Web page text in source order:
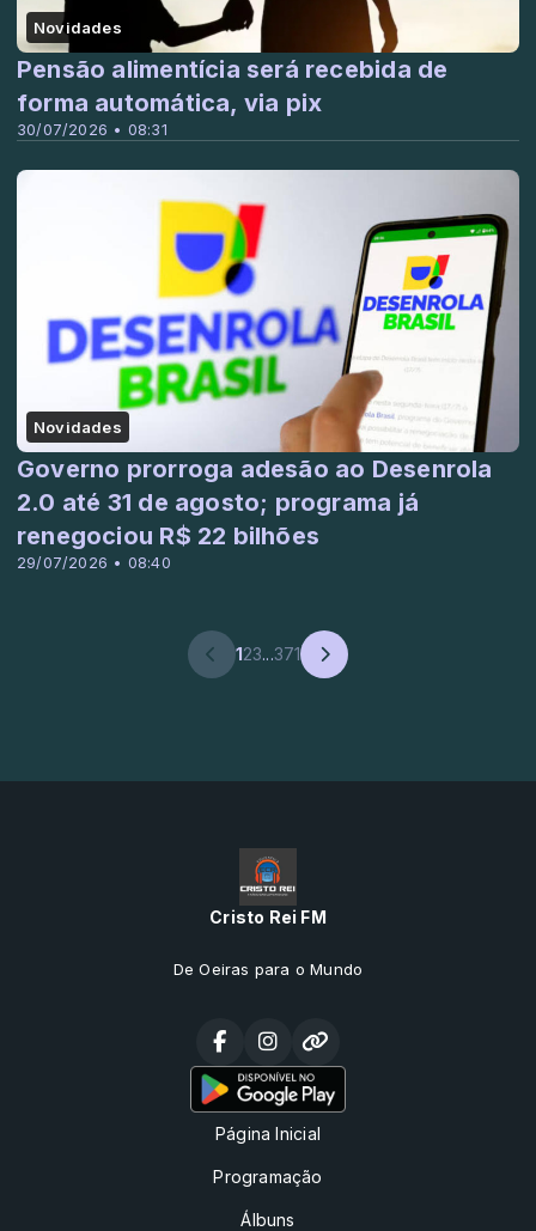
Novidades
30/07/2026 • 08:31
Pensão alimentícia será recebida de
forma automática, via pix
Novidades
29/07/2026 • 08:40
Governo prorroga adesão ao Desenrola
2.0 até 31 de agosto; programa já
renegociou R$ 22 bilhões
123...371
Cristo Rei FM
De Oeiras para o Mundo
Página Inicial
Programação
Álbuns